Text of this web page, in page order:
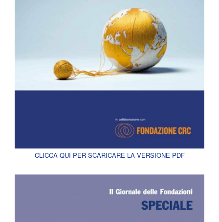
CLICCA QUI PER SCARICARE LA VERSIONE PDF